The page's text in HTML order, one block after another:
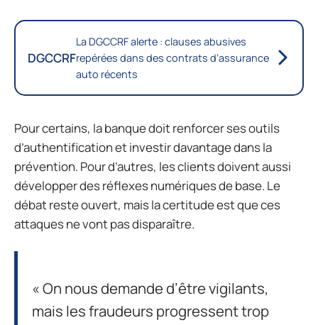
DGCCRF
La DGCCRF alerte : clauses abusives
repérées dans des contrats d’assurance
auto récents
Pour certains, la banque doit renforcer ses outils
d’authentification et investir davantage dans la
prévention. Pour d’autres, les clients doivent aussi
développer des réflexes numériques de base. Le
débat reste ouvert, mais la certitude est que ces
attaques ne vont pas disparaître.
« On nous demande d’être vigilants,
mais les fraudeurs progressent trop